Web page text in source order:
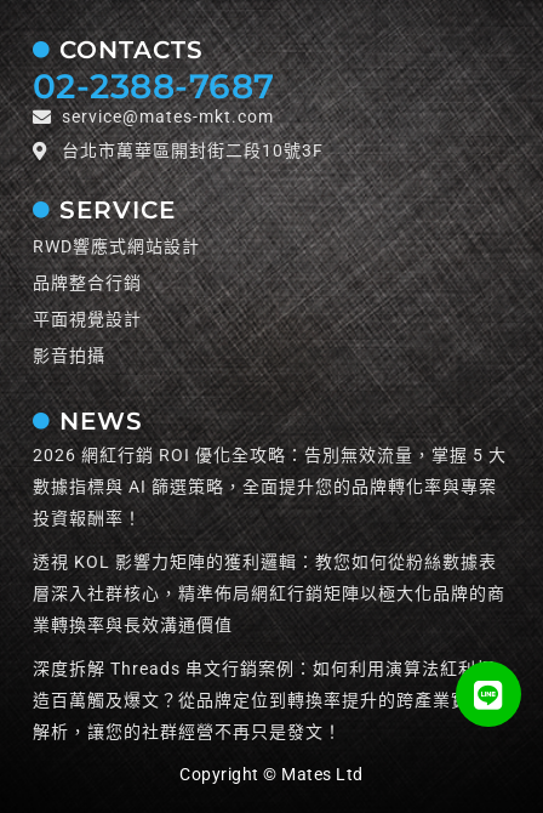
CONTACTS
02-2388-7687
service@mates-mkt.com
台北市萬華區開封街二段10號3F
SERVICE
RWD響應式網站設計
品牌整合行銷
平面視覺設計
影音拍攝
NEWS
2026 網紅行銷 ROI 優化全攻略：告別無效流量，掌握 5 大
數據指標與 AI 篩選策略，全面提升您的品牌轉化率與專案
投資報酬率！
透視 KOL 影響力矩陣的獲利邏輯：教您如何從粉絲數據表
層深入社群核心，精準佈局網紅行銷矩陣以極大化品牌的商
業轉換率與長效溝通價值
深度拆解 Threads 串文行銷案例：如何利用演算法紅利打
造百萬觸及爆文？從品牌定位到轉換率提升的跨產業實戰全
解析，讓您的社群經營不再只是發文！
Copyright © Mates Ltd